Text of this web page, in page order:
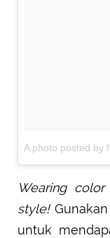
A photo posted by
Wearing
style!Gunakan
untuk